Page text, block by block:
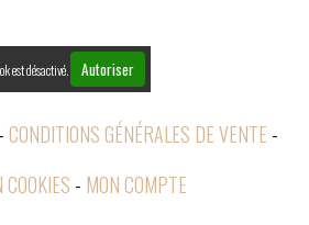
est désactivé. Autoriser
CONDITIONS GÉNÉRALES DE VENTE
MON COMPTE